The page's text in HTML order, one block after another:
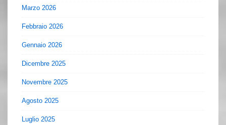
Marzo 2026
Febbraio 2026
Gennaio 2026
Dicembre 2025
Novembre 2025
Agosto 2025
Luglio 2025